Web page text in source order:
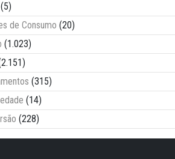
(5)
de Consumo (20)
(1.023)
(315)
(14)
(228)